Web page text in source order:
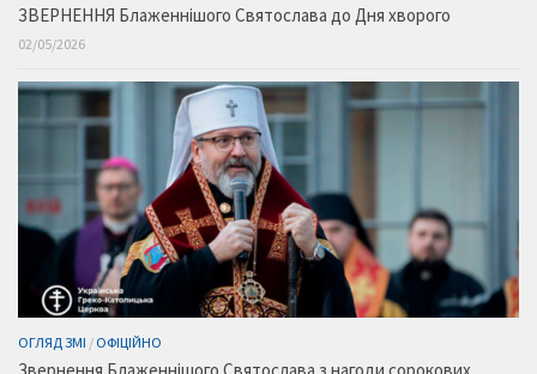
ЗВЕРНЕННЯ Блаженнішого Святослава до Дня хворого
02/05/2026
ОГЛЯД ЗМІ / ОФІЦІЙНО
Звернення Блаженнішого Святослава з нагоди сорокових